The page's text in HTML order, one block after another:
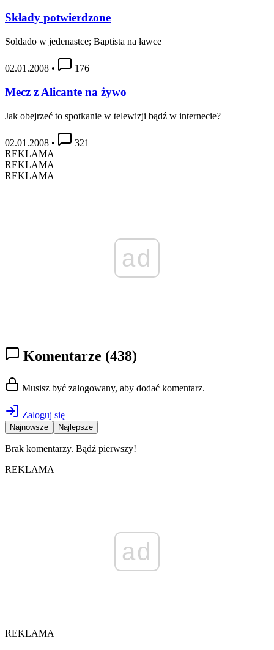
Składy potwierdzone
Soldado w jedenastce; Baptista na ławce
02.01.2008 • 176
Mecz z Alicante na żywo
Jak obejrzeć to spotkanie w telewizji bądź w internecie?
02.01.2008 •
321
REKLAMA
REKLAMA
REKLAMA
ad
Komentarze (438)
Musisz być zalogowany, aby dodać komentarz.
Zaloguj się
Najnowsze Najlepsze
Brak komentarzy. Bądź pierwszy!
REKLAMA
ad
REKLAMA